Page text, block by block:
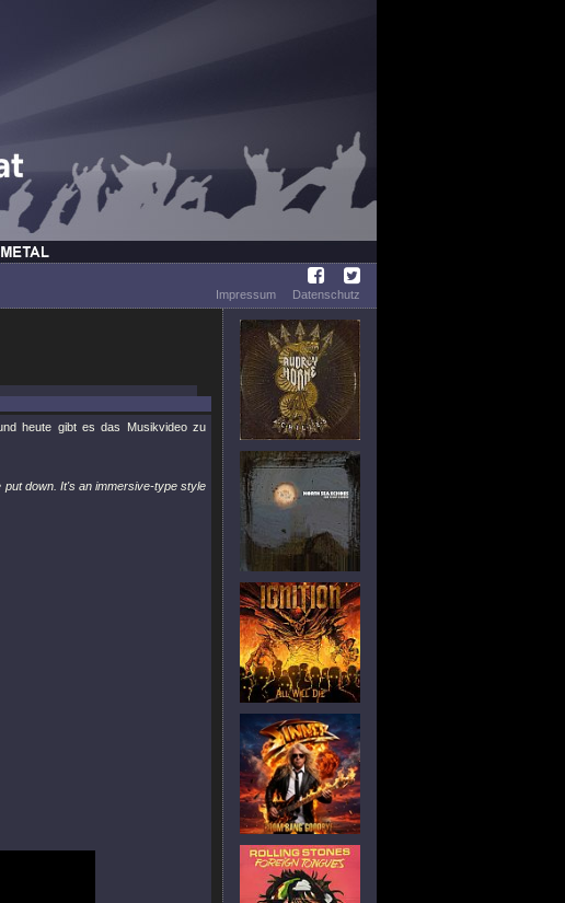
Impressum
Datenschutz
heute gibt es das Musikvideo zu
down. It's an immersive-type style